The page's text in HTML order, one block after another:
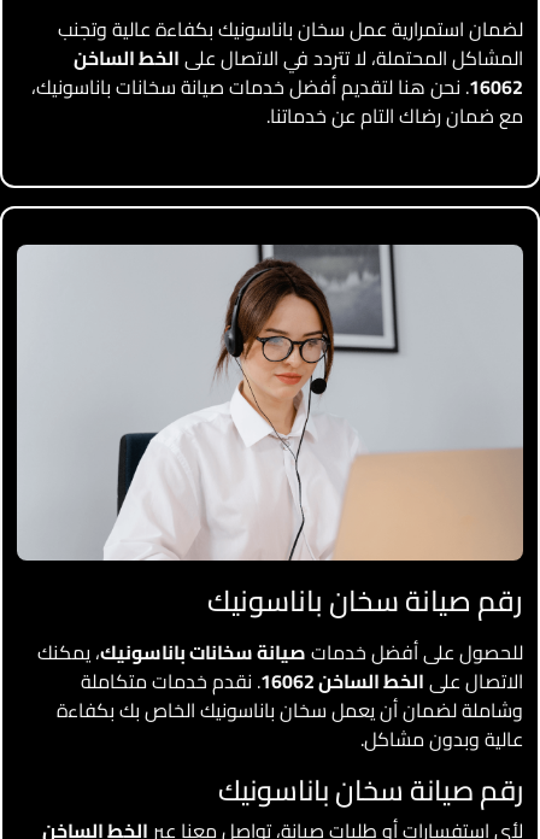
لضمان استمرارية عمل سخان باناسونيك بكفاءة عالية وتجنب
المشاكل المحتملة، لا تتردد في الاتصال علىالخط الساخن
16062. نحن هنا لتقديم أفضل خدمات صيانة سخانات باناسونيك،
مع ضمان رضاك التام عن خدماتنا.
رقم صيانة سخان باناسونيك
للحصول على أفضل خدماتصيانة سخانات باناسونيك، يمكنك
الاتصال علىالخط الساخن 16062
. نقدم خدمات متكاملة
وشاملة لضمان أن يعمل سخان باناسونيك الخاص بك بكفاءة
عالية وبدون مشاكل.
رقم صيانة سخان باناسونيك
لأي استفسارات أو طلبات صيانة، تواصل معنا عبرالخط الساخن